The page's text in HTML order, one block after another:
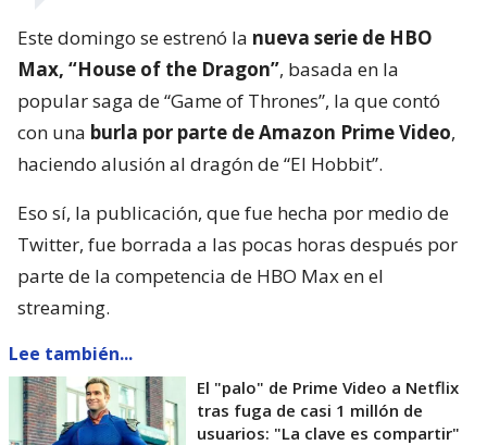
Este domingo se estrenó la nueva serie de HBO
Max, “House of the Dragon”, basada en la
popular saga de “Game of Thrones”, la que contó
con una burla por parte de Amazon Prime Video,
haciendo alusión al dragón de “El Hobbit”.
Eso sí, la publicación, que fue hecha por medio de
Twitter, fue borrada a las pocas horas después por
parte de la competencia de HBO Max en el
streaming.
Lee también...
El "palo" de Prime Video a Netflix
tras fuga de casi 1 millón de
usuarios: "La clave es compartir"